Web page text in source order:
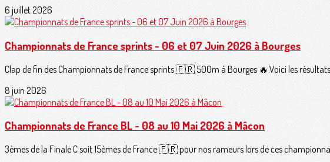
6 juillet 2026
Championnats de France sprints - 06 et 07 Juin 2026 à Bourges
Clap de fin des Championnats de France sprints 🇫🇷 500m à Bourges 🔥.Voici les résultats...
8 juin 2026
Championnats de France BL - 08 au 10 Mai 2026 à Mâcon
3èmes de la Finale C soit 15èmes de France 🇫🇷 pour nos rameurs lors de ces